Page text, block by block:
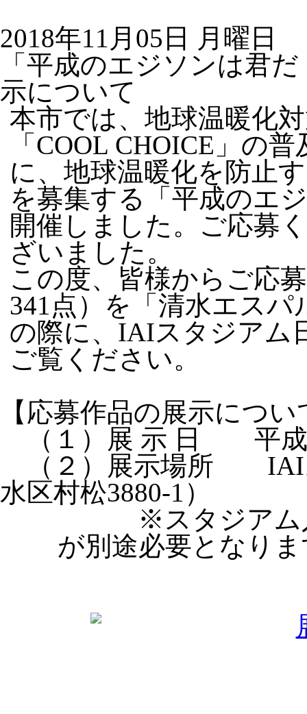
2018年11月05日 月曜日
「平成のエジソンは君
示について
本市では、地球温暖化
「COOL CHOICE」の
に、地球温暖化を防止
を募集する「平成のエ
開催しました。ご応募
ざいました。
この度、皆様からご応
341点）を「清水エス
の際に、IAIスタジアム
ご覧ください。
【応募作品の展示につい
（１）展 示 日 平成
（２）展示場所 IAI
水区村松3880-1）
※スタジアム入
が別途必要となり